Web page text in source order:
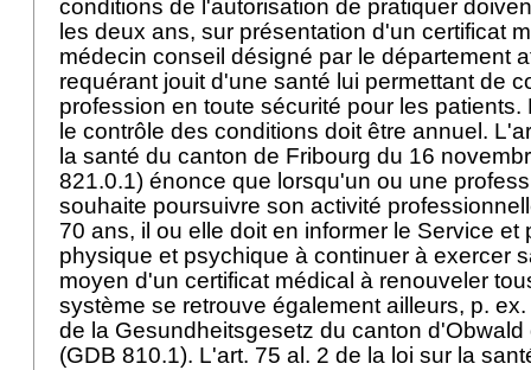
conditions de l'autorisation de pratiquer
les deux ans, sur présentation d'un certificat
médecin conseil désigné par le département
requérant jouit d'une santé lui permettant de
profession en toute sécurité pour les
le contrôle des conditions doit être annuel.
la santé du canton de Fribourg du 16
821.0.1) énonce que lorsqu'un ou une
souhaite poursuivre son activité
70 ans, il ou elle doit en informer le Service et
physique et psychique à continuer à exercer
moyen d'un certificat médical à renouveler
système se retrouve également ailleurs, p. ex.
de la Gesundheitsgesetz du canton
(GDB 810.1). L'art. 75 al. 2 de la loi sur la